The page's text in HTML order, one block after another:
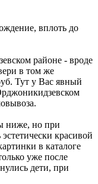
вплоть до
районе - вроде
в том же
Тут у Вас явный
ниже, но при
красивой
в каталоге
уже после
дети, при